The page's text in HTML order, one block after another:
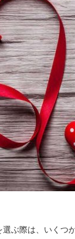
ぶ際は、いくつ